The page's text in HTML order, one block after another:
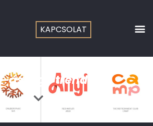
KAPCSOLAT
as logó trendek